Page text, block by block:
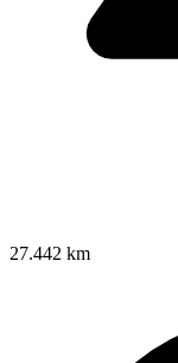
27.442 km